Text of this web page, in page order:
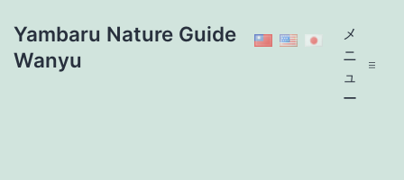
Yambaru Nature Guide
Wanyu
メ
ニ
ュ
ー